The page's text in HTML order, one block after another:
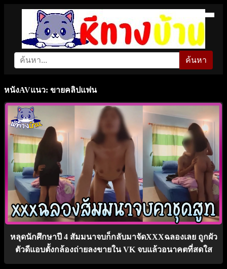
ค้นหา
หนังAVแนว: ขายคลิปแฟน
หลุดนักศึกษาปี 4 สัมมนาจบก็กลับมาจัดXXXฉลองเลย ถูกผัว
ตัวดีแอบตั้งกล้องถ่ายลงขายใน VK จบแล้วอนาคตที่สดใส